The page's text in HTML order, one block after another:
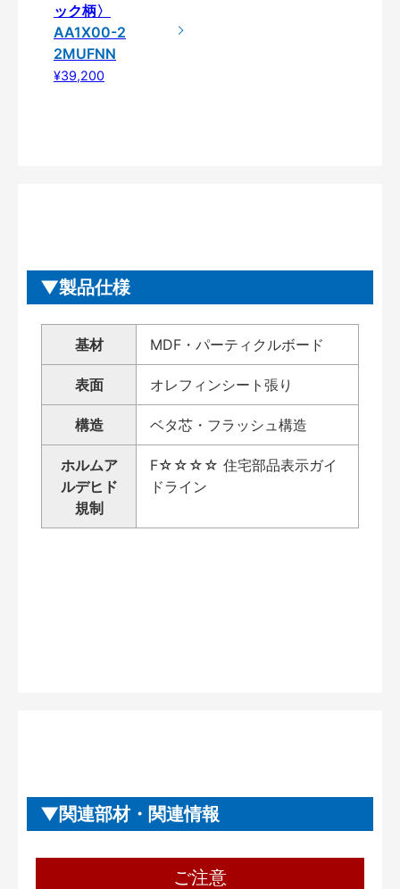
ック柄〉
AA1X00-2
2MUFNN
¥39,200
製品仕様
基材 MDF・パーティクルボード
表面 オレフィンシート張り
構造 ベタ芯・フラッシュ構造
ホルムア
ルデヒド
規制
F☆☆☆☆ 住宅部品表示ガイ
ドライン
関連部材・関連情報
ご注意